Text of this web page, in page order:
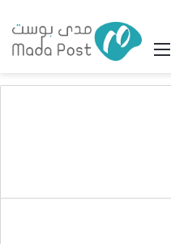
القائمة